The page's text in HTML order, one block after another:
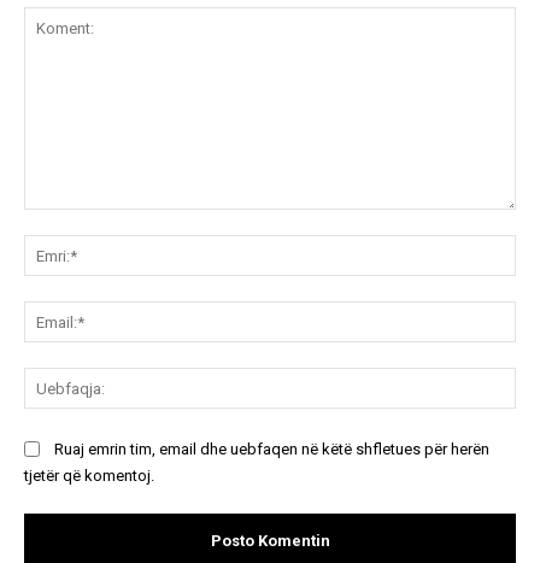
Ruaj emrin tim, email dhe uebfaqen në këtë shfletues për herën
tjetër që komentoj.